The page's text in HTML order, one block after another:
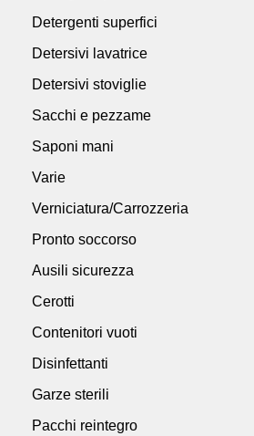
Detergenti superfici
Detersivi lavatrice
Detersivi stoviglie
Sacchi e pezzame
Saponi mani
Varie
Verniciatura/Carrozzeria
Pronto soccorso
Ausili sicurezza
Cerotti
Contenitori vuoti
Disinfettanti
Garze sterili
Pacchi reintegro